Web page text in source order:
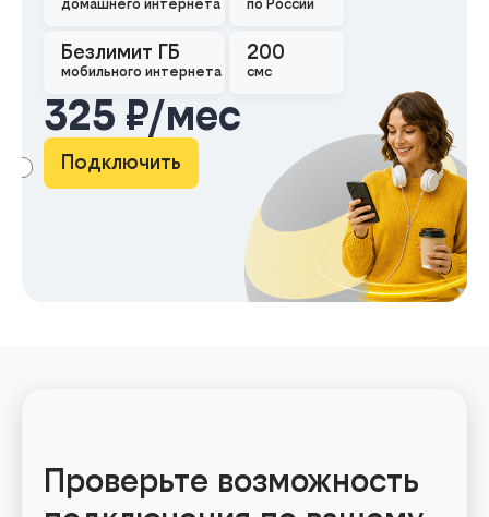
домашнего интернета
Безлимит ГБ
мобильного интернета
по России
200
смс
325 ₽/мес
Подключить
Проверьте возможность